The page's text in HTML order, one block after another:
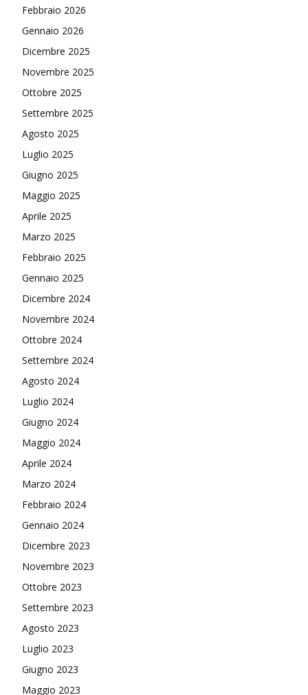
Febbraio 2026
Gennaio 2026
Dicembre 2025
Novembre 2025
Ottobre 2025
Settembre 2025
Agosto 2025
Luglio 2025
Giugno 2025
Maggio 2025
Aprile 2025
Marzo 2025
Febbraio 2025
Gennaio 2025
Dicembre 2024
Novembre 2024
Ottobre 2024
Settembre 2024
Agosto 2024
Luglio 2024
Giugno 2024
Maggio 2024
Aprile 2024
Marzo 2024
Febbraio 2024
Gennaio 2024
Dicembre 2023
Novembre 2023
Ottobre 2023
Settembre 2023
Agosto 2023
Luglio 2023
Giugno 2023
Maggio 2023